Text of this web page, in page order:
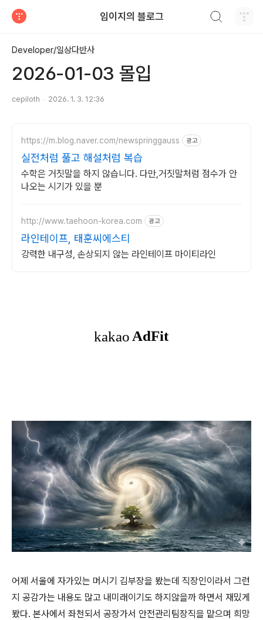
임이지의 블로그
Developer/일상다반사
2026-01-03 몰입
cepiloth 2026. 1. 3. 12:36
https://m.blog.naver.com/newspringgauss 광고
실전처럼 풀고 해설처럼 복습
수학은 거짓말을 하지 않습니다. 다만,거짓말처럼 점수가 안
나오는 시기가 있을 뿐
http://www.taehoon-korea.com 광고
라인테이프, 태훈씨에스티
강력한 내구성, 손상되지 않는 라인테이프 마이티라인
어제 서울에 자가있는 머시기 김부장을 봤는데 직장인이라서 그런
지 공감가는 내용도 많고 내미래이기도 하지않을까 하면서 재밌게
봤다. 본사에서 좌천되서 공장가서 안전관리팀장직을 맡으며 희망